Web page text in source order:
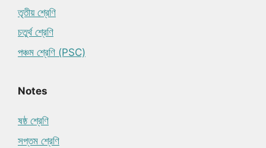
তৃতীয় শ্রেণি
চতুর্থ শ্রেণি
পঞ্চম শ্রেণি (PSC)
Notes
ষষ্ঠ শ্রেণি
সপ্তম শ্রেণি